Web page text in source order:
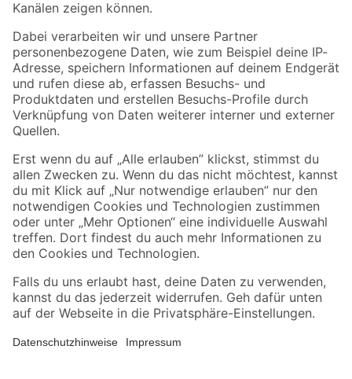
Folge uns
Zahlungsarten Versandarten
Sicher einkaufen
Jetzt die toom-App herunterladen
Alle Preisangaben in EUR inkl. gesetzl. MwSt.. Die dargestellten Angebote sind unter
Umständen nicht in allen Märkten verfügbar. Die angegebenen Verfügbarkeiten beziehen
Produkte nur solange der Vorrat reicht.
*Paketversand ab 59 € versandkostenfrei, gilt nicht für Artikel mit Speditionsversand, hier